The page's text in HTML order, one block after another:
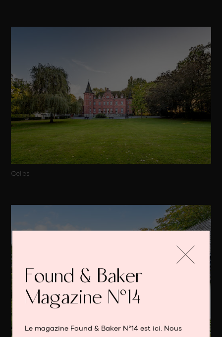
Celles
Found & Baker
Magazine N°14
Le magazine Found & Baker N°14 est ici. Nous